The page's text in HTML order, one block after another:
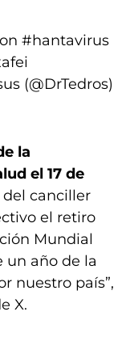
#hantavirus
(@DrTedros)
la
el 17 de
canciller
el retiro
Mundial
un año de la
nuestro país”,
X.